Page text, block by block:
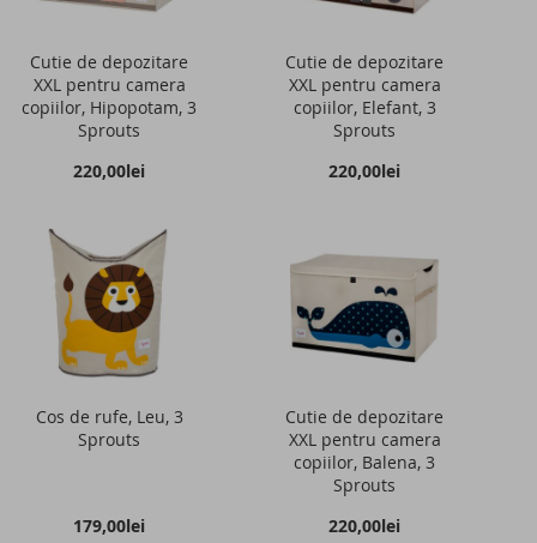
Cutie de depozitare
XXL pentru camera
copiilor, Hipopotam, 3
Sprouts
220,00lei
Cutie de depozitare
XXL pentru camera
copiilor, Elefant, 3
Sprouts
220,00lei
Cos de rufe, Leu, 3
Sprouts
179,00lei
Cutie de depozitare
XXL pentru camera
copiilor, Balena, 3
Sprouts
220,00lei